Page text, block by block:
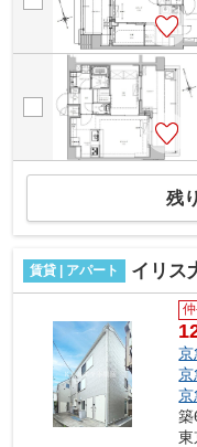
残り
賃貸 | アパート イリス
京
京
京
築
東